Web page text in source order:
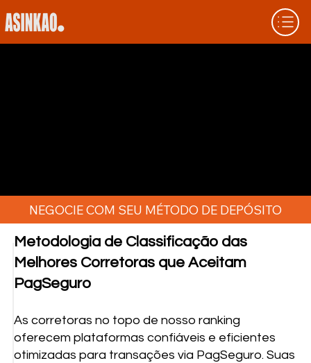
Metodologia de Classificação das
Melhores Corretoras que Aceitam
PagSeguro
As corretoras no topo de nosso ranking
oferecem plataformas confiáveis e eficientes
otimizadas para transações via PagSeguro. Suas
NEGOCIE COM SEU MÉTODO DE DEPÓSITO